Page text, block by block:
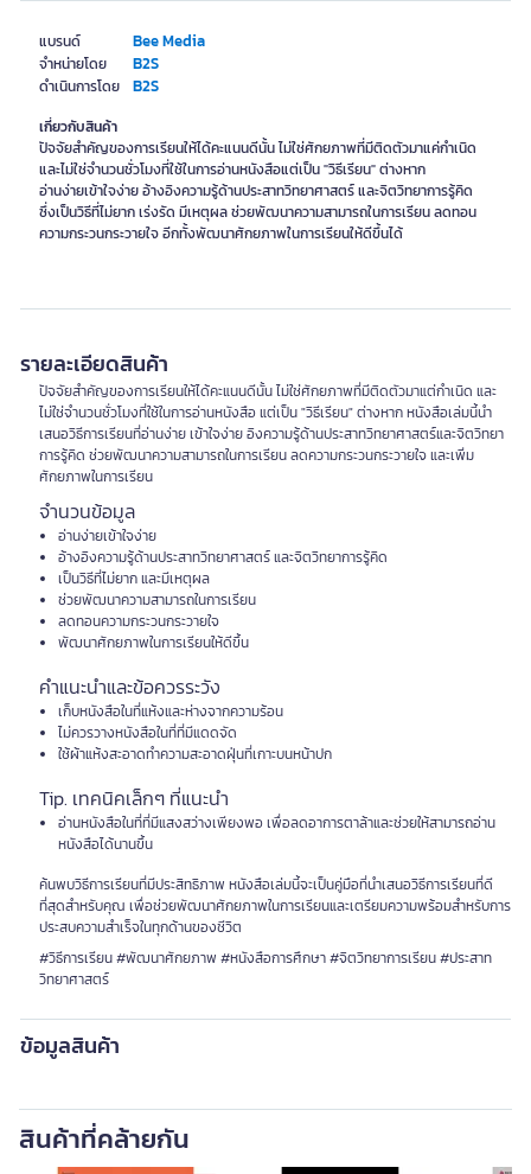
แบรนด์ Bee Media
จำหน่ายโดย B2S
ดำเนินการโดย B2S
เกี่ยวกับสินค้า
ปัจจัยสำคัญของการเรียนให้ได้คะแนนดีนั้น ไม่ใช่ศักยภาพที่มีติดตัวมาแค่กำเนิด
และไม่ใช่จำนวนชั่วโมงที่ใช้ในการอ่านหนังสือแต่เป็น "วิธีเรียน" ต่างหาก
อ่านง่ายเข้าใจง่าย อ้างอิงความรู้ด้านประสาทวิทยาศาสตร์ และจิตวิทยาการรู้คิด
ซึ่งเป็นวิธีที่ไม่ยาก เร่งรัด มีเหตุผล ช่วยพัฒนาความสามารถในการเรียน ลดทอน
ความกระวนกระวายใจ อีกทั้งพัฒนาศักยภาพในการเรียนให้ดีขึ้นได้
รายละเอียดสินค้า
ปัจจัยสำคัญของการเรียนให้ได้คะแนนดีนั้น ไม่ใช่ศักยภาพที่มีติดตัวมาแต่กำเนิด และ
ไม่ใช่จำนวนชั่วโมงที่ใช้ในการอ่านหนังสือ แต่เป็น "วิธีเรียน" ต่างหาก หนังสือเล่มนี้นำ
เสนอวิธีการเรียนที่อ่านง่าย เข้าใจง่าย อิงความรู้ด้านประสาทวิทยาศาสตร์และจิตวิทยา
การรู้คิด ช่วยพัฒนาความสามารถในการเรียน ลดความกระวนกระวายใจ และเพิ่ม
ศักยภาพในการเรียน
จำนวนข้อมูล
อ่านง่ายเข้าใจง่าย
อ้างอิงความรู้ด้านประสาทวิทยาศาสตร์ และจิตวิทยาการรู้คิด
เป็นวิธีที่ไม่ยาก และมีเหตุผล
ช่วยพัฒนาความสามารถในการเรียน
ลดทอนความกระวนกระวายใจ
พัฒนาศักยภาพในการเรียนให้ดีขึ้น
คำแนะนำและข้อควรระวัง
เก็บหนังสือในที่แห้งและห่างจากความร้อน
ไม่ควรวางหนังสือในที่ที่มีแดดจัด
ใช้ผ้าแห้งสะอาดทำความสะอาดฝุ่นที่เกาะบนหน้าปก
Tip. เทคนิคเล็กๆ ที่แนะนำ
อ่านหนังสือในที่ที่มีแสงสว่างเพียงพอ เพื่อลดอาการตาล้าและช่วยให้สามารถอ่าน
หนังสือได้นานขึ้น
ค้นพบวิธีการเรียนที่มีประสิทธิภาพ หนังสือเล่มนี้จะเป็นคู่มือที่นำเสนอวิธีการเรียนที่ดี
ที่สุดสำหรับคุณ เพื่อช่วยพัฒนาศักยภาพในการเรียนและเตรียมความพร้อมสำหรับการ
ประสบความสำเร็จในทุกด้านของชีวิต
#วิธีการเรียน #พัฒนาศักยภาพ #หนังสือการศึกษา #จิตวิทยาการเรียน #ประสาท
วิทยาศาสตร์
ข้อมูลสินค้า
สินค้าที่คล้ายกัน